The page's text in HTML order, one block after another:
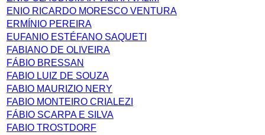
ENIO RICARDO MORESCO VENTURA
ERMÍNIO PEREIRA
EUFANIO ESTÉFANO SAQUETI
FABIANO DE OLIVEIRA
FÁBIO BRESSAN
FABIO LUIZ DE SOUZA
FABIO MAURIZIO NERY
FABIO MONTEIRO CRIALEZI
FÁBIO SCARPA E SILVA
FABIO TROSTDORF